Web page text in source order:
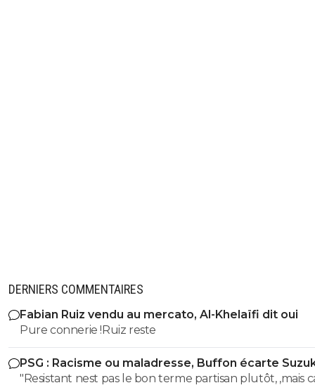
DERNIERS COMMENTAIRES
Fabian Ruiz vendu au mercato, Al-Khelaïfi dit oui
Pure connerie !Ruiz reste
PSG : Racisme ou maladresse, Buffon écarte
"Resistant nest pas le bon terme partisan plutôt, ,mais